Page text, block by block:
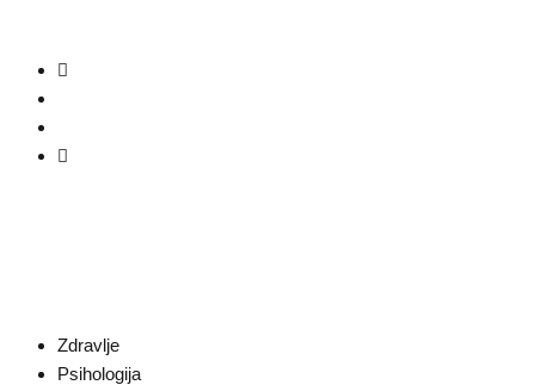
Zdravlje
Psihologija